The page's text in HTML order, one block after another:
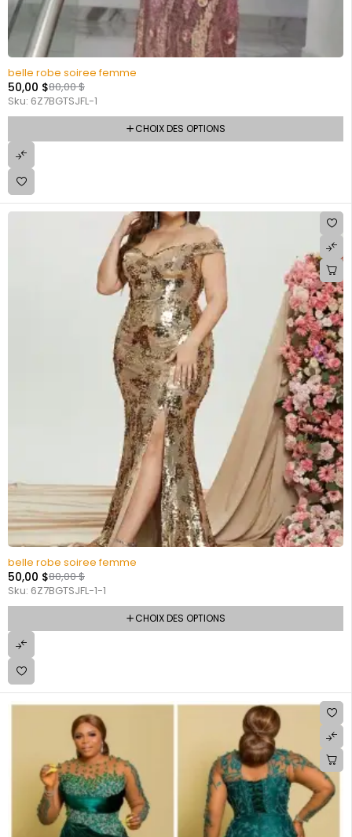
belle robe soiree femme
80,00$
50,00 $
Sku: 6Z7BGTSJFL-1
CHOIX DES OPTIONS
belle robe soiree femme
80,00$
50,00 $
Sku: 6Z7BGTSJFL-1-1
CHOIX DES OPTIONS